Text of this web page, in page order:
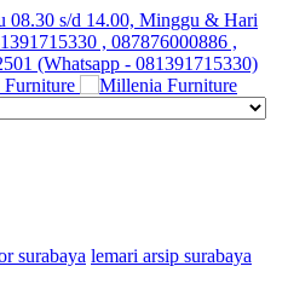
08.30 s/d 14.00, Minggu & Hari
, 087876000886 ,
(Whatsapp - 081391715330)
surabaya lemari arsip surabaya